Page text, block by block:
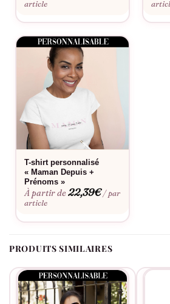
Conception résistante pour suivre
Accessoire parfait pour créer des
Les sorties en famille, les activités
les pique-niques, les festivals, ou
votre fierté de maman au quotidien.
Bon à savoir
Consultez notreguide des tailles
Envie d’une touche personnelle ?
personnalisation
résister aux lavages et garder sa forme
article
T-shirt personnalisé
« Maman Depuis +
Prénoms »
À partir de22,39€ / par
article
PRODUITS SIMILAIRES